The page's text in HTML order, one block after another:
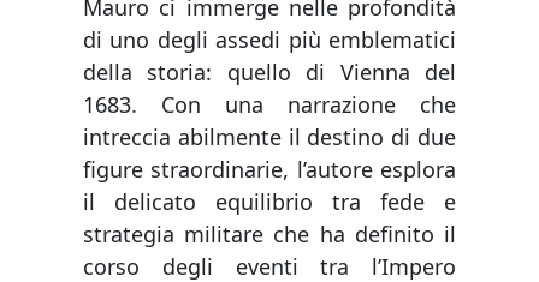
Mauro ci immerge nelle profondità
di uno degli assedi più emblematici
della storia: quello di Vienna del
1683. Con una narrazione che
intreccia abilmente il destino di due
figure straordinarie, l’autore esplora
il delicato equilibrio tra fede e
strategia militare che ha definito il
corso degli eventi tra l’Impero